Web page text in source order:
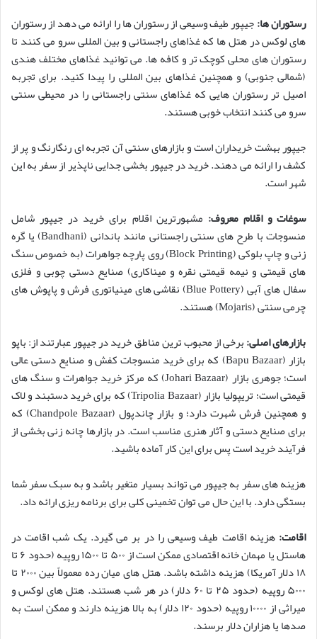
رستوران ها:جیپور طیف وسیعی از رستوران ها را ارائه می دهد از رستوران
های لوکس در هتل ها که غذاهای راجستانی و بین المللی سرو می کنند تا
رستوران های محلی کوچک تر و کافه ها. می توانید غذاهای مختلف هندی
(شمالی جنوبی) و همچنین غذاهای بین المللی را پیدا کنید. برای تجربه
اصیل تر رستوران هایی که غذاهای سنتی راجستانی را در محیطی سنتی
سرو می کنند انتخاب خوبی هستند.
جیپور بهشت خریداران است و بازارهای سنتی آن تجربه ای رنگارنگ و پر از
کشف را ارائه می دهند. خرید در جیپور بخشی جدایی ناپذیر از سفر به این
شهر است.
سوغات و اقلام معروف: مشهورترین اقلام برای خرید در جیپور شامل
منسوجات با طرح های سنتی راجستانی مانند باندانی (Bandhani) یا گره
زنی و چاپ بلوکی (Block Printing) روی پارچه جواهرات (به خصوص سنگ
های قیمتی و نیمه قیمتی نقره و میناکاری) صنایع دستی چوبی و فلزی
سفال های آبی (Blue Pottery) نقاشی های مینیاتوری فرش و پاپوش های
چرمی سنتی (Mojaris) هستند.
بازارهای اصلی:برخی از محبوب ترین مناطق خرید در جیپور عبارتند از: باپو
بازار (Bapu Bazaar) که برای خرید منسوجات کفش و صنایع دستی عالی
است؛ جوهری بازار (Johari Bazaar) که مرکز خرید جواهرات و سنگ های
قیمتی است؛ تریپولیا بازار (Tripolia Bazaar) که برای خرید دستبند و لاک
و همچنین فرش شهرت دارد؛ و بازار چاندپول (Chandpole Bazaar) که
برای صنایع دستی و آثار هنری مناسب است. در بازارها چانه زنی بخشی از
فرآیند خرید است پس برای این کار آماده باشید.
هزینه های سفر به جیپور می تواند بسیار متغیر باشد و به سبک سفر شما
بستگی دارد. با این حال می توان تخمینی کلی برای برنامه ریزی ارائه داد.
اقامت: هزینه اقامت طیف وسیعی را در بر می گیرد. یک شب اقامت در
هاستل یا مهمان خانه اقتصادی ممکن است از ۵۰۰ تا ۱۵۰۰ روپیه (حدود ۶ تا
۱۸ دلار آمریکا) هزینه داشته باشد. هتل های میان رده معمولاً بین ۲۰۰۰ تا
۵۰۰۰ روپیه (حدود ۲۵ تا ۶۰ دلار) در هر شب هستند. هتل های لوکس و
میراثی از ۱۰۰۰۰ روپیه (حدود ۱۲۰ دلار) به بالا هزینه دارند و ممکن است به
صدها یا هزاران دلار برسند.